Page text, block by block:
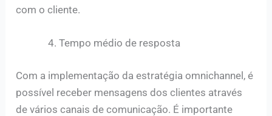
com o cliente.
Tempo médio de resposta
Com a implementação da estratégia omnichannel, é
possível receber mensagens dos clientes através
de vários canais de comunicação. É importante